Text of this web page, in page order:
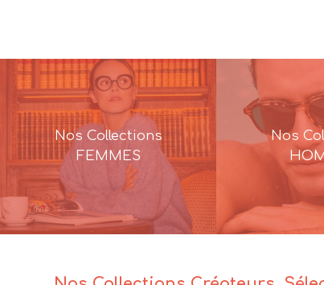
150,00€.
105,00€.
Nos Collections
FEMMES
Nos